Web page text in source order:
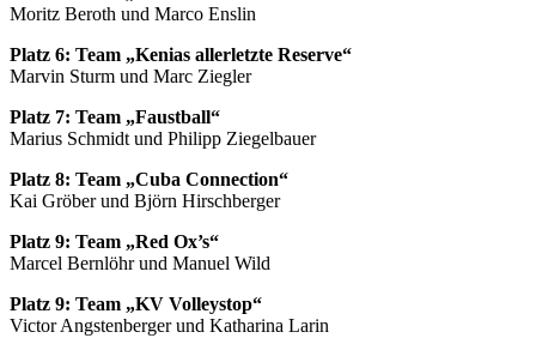
Moritz Beroth und Marco Enslin
Platz 6: Team „Kenias allerletzte Reserve“
Marvin Sturm und Marc Ziegler
Platz 7: Team „Faustball“
Marius Schmidt und Philipp Ziegelbauer
Platz 8: Team „Cuba Connection“
Kai Gröber und Björn Hirschberger
Platz 9: Team „Red Ox’s“
Marcel Bernlöhr und Manuel Wild
Platz 9: Team „KV Volleystop“
Victor Angstenberger und Katharina Larin